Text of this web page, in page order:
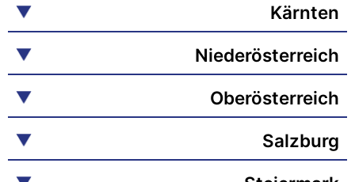
Kärnten
Niederösterreich
Oberösterreich
Salzburg